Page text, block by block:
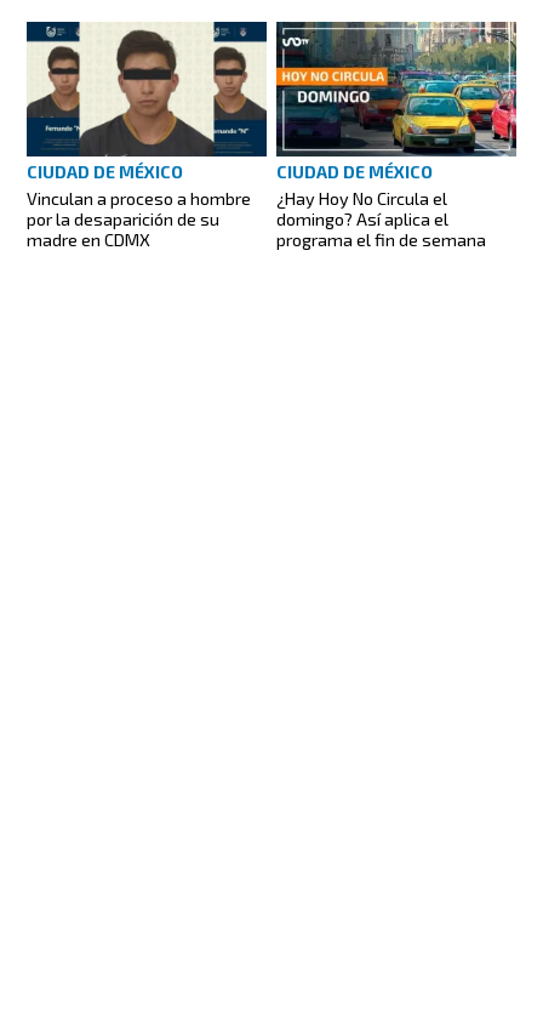
CIUDAD DE MÉXICO
Vinculan a proceso a hombre
por la desaparición de su
madre en CDMX
CIUDAD DE MÉXICO
¿Hay Hoy No Circula el
domingo? Así aplica el
programa el fin de semana